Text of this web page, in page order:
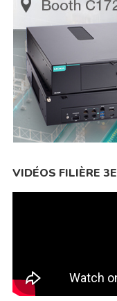
VIDÉOS FILIÈRE 3E